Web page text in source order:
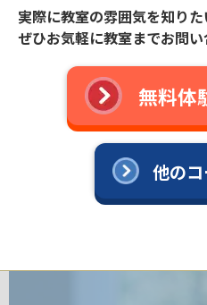
実際に教室の雰囲気を知りた
ぜひお気軽に教室までお問い
無料体
他の